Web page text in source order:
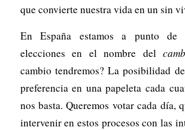
que convierte nuestra vida en un sin
En España estamos a punto de
elecciones en el nombre del
cambio tendremos? La posibilidad
preferencia en una papeleta cada
nos basta. Queremos votar cada día,
intervenir en estos procesos con las